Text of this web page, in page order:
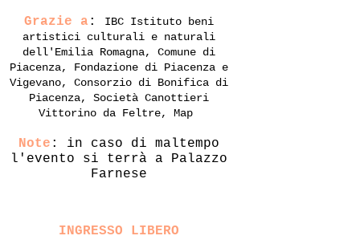
Grazie a :
IBC Istituto beni
artistici culturali e naturali
dell'Emilia Romagna, Comune di
Piacenza, Fondazione di Piacenza e
Vigevano, Consorzio di Bonifica di
Piacenza, Società Canottieri
Vittorino da Feltre, Map
Note : in caso di maltempo
l'evento si terrà a Palazzo
Farnese
INGRESSO LIBERO